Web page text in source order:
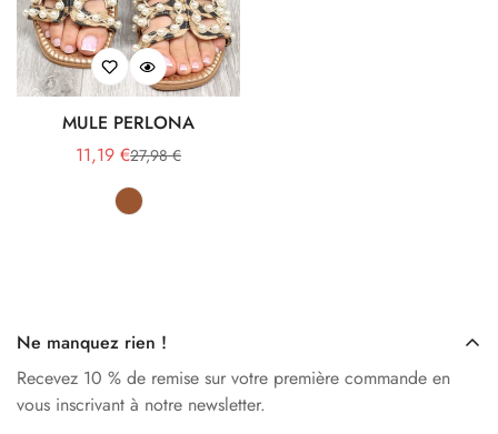
MULE PERLONA
Prix
​​
de
11,19 €Prix
​​
habituel
27,98 €
Marron
Variante
Ne manquez rien !
Recevez 10 % de remise sur votre première commande en
vous inscrivant à notre newsletter.